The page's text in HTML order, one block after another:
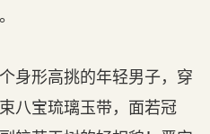
身形高挑的年轻男子，穿
八宝琉璃玉带，面若冠